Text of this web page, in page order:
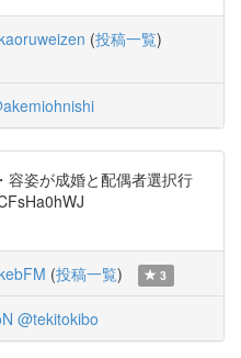
(投稿一覧)
容姿が成婚と配偶者選択行
(投稿一覧) 3
@tekitokibo